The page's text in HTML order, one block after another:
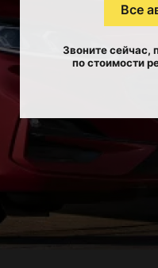
Все
Звоните сейчас,
по стоимости